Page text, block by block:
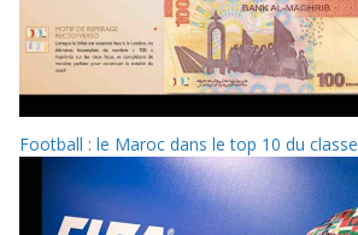
Football : le Maroc dans le top 10 du